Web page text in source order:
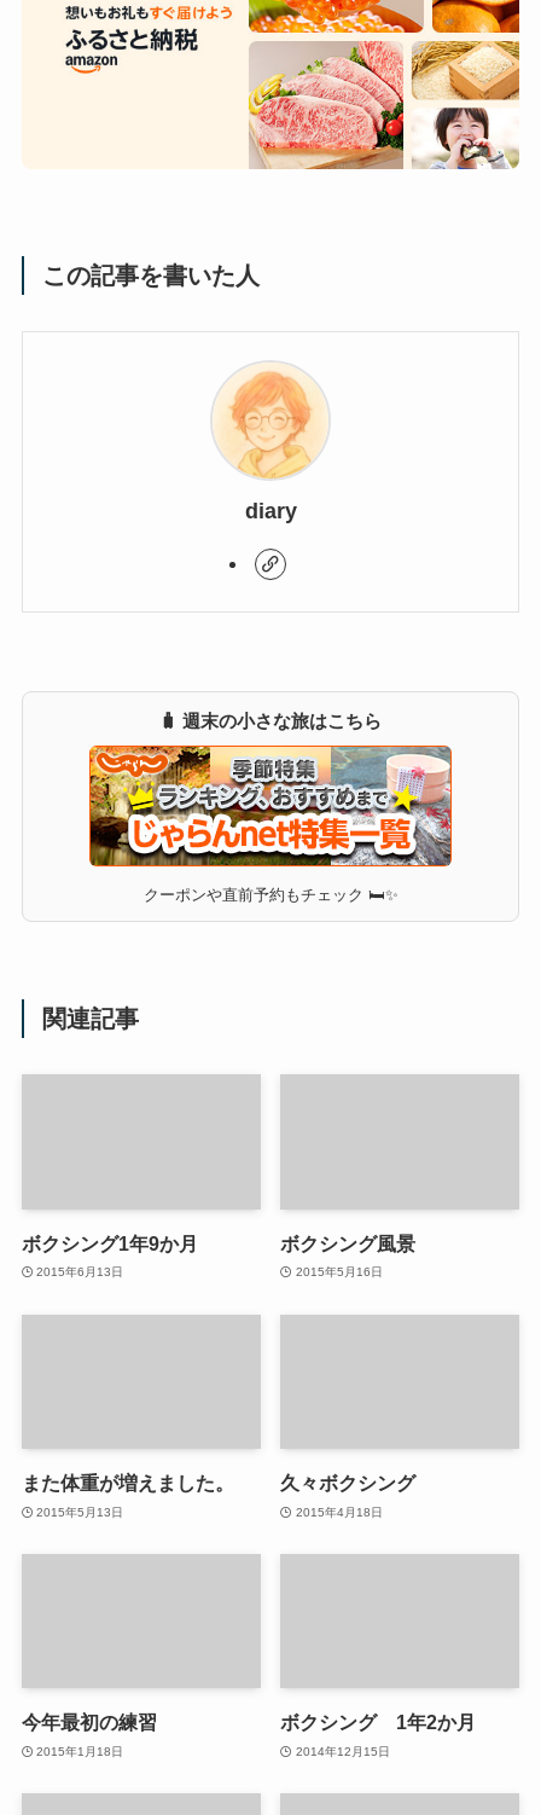
この記事を書いた人
diary
🧳 週末の小さな旅はこちら
クーポンや直前予約もチェック 🛏✨
関連記事
ボクシング1年9か月
2015年6月13日
ボクシング風景
2015年5月16日
また体重が増えました。
2015年5月13日
久々ボクシング
2015年4月18日
今年最初の練習
2015年1月18日
ボクシング 1年2か月
2014年12月15日